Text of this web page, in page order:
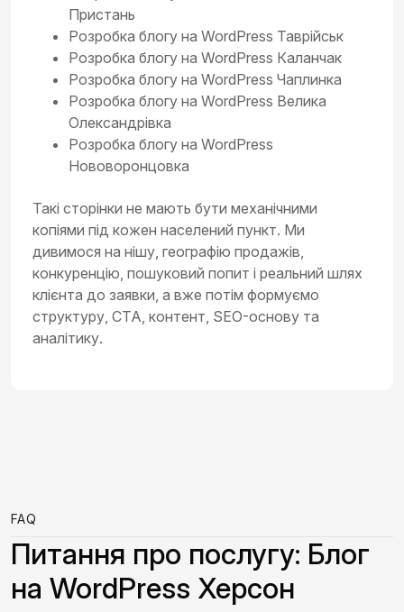
Пристань
Розробка блогу на WordPress Таврійськ
Розробка блогу на WordPress Каланчак
Розробка блогу на WordPress Чаплинка
Розробка блогу на WordPress Велика
Олександрівка
Розробка блогу на WordPress
Нововоронцовка
Такі сторінки не мають бути механічними
копіями під кожен населений пункт. Ми
дивимося на нішу, географію продажів,
конкуренцію, пошуковий попит і реальний шлях
клієнта до заявки, а вже потім формуємо
структуру, CTA, контент, SEO-основу та
аналітику.
FAQ
Питання про послугу: Блог
на WordPress Херсон